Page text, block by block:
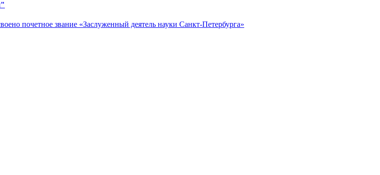
почетное звание «Заслуженный деятель науки Санкт-Петербурга»